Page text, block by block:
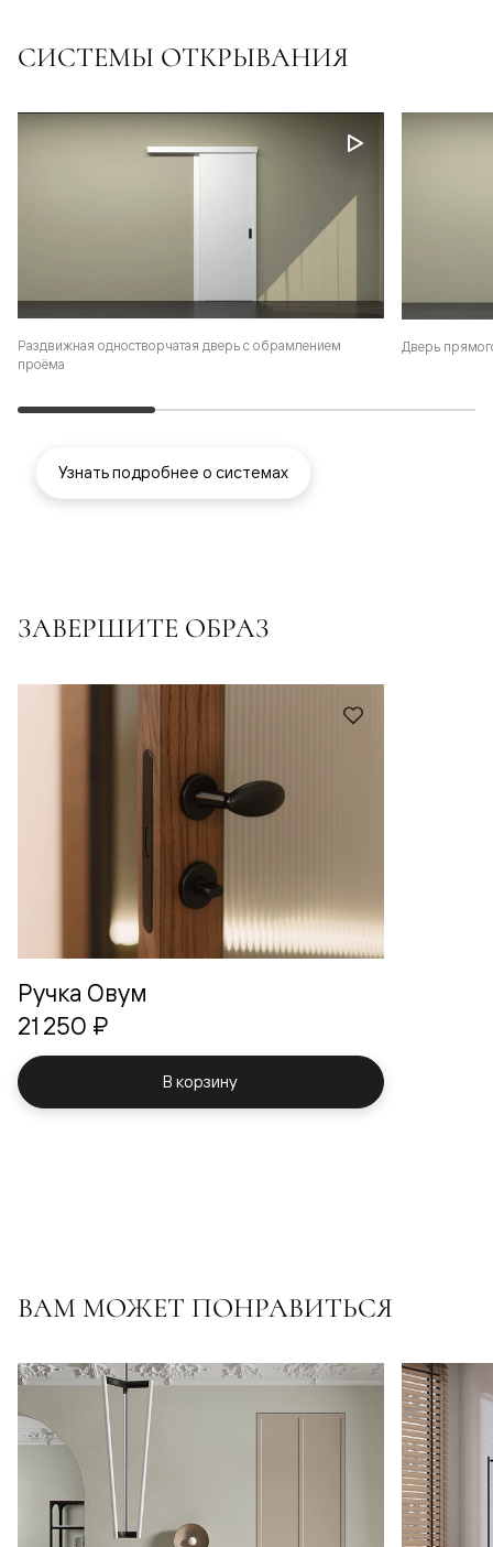
СИСТЕМЫ ОТКРЫВАНИЯ
Раздвижная одностворчатая дверь с обрамлением
проёма
Дверь
Узнать подробнее о системах
ЗАВЕРШИТЕ ОБРАЗ
Ручка Овум
21 250 ₽
В корзину
ВАМ МОЖЕТ ПОНРАВИТЬСЯ